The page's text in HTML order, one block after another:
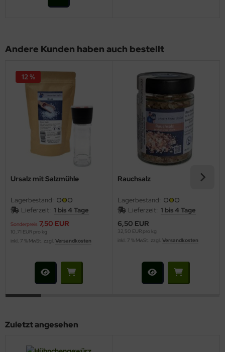
Andere Kunden haben auch bestellt
Ursalz mit Salzmühle
Lagerbestand:
Lieferzeit: 1 bis 4 Tage
Sonderpreis 7,50 EUR
12 %
10,71 EUR pro kg
inkl. 7 % MwSt. zzgl. Versandkosten
Rauchsalz
Lagerbestand:
Lieferzeit: 1 bis 4 Tage
6,50 EUR
32,50 EUR pro kg
inkl. 7 % MwSt. zzgl. Versandkosten
Zuletzt angesehen